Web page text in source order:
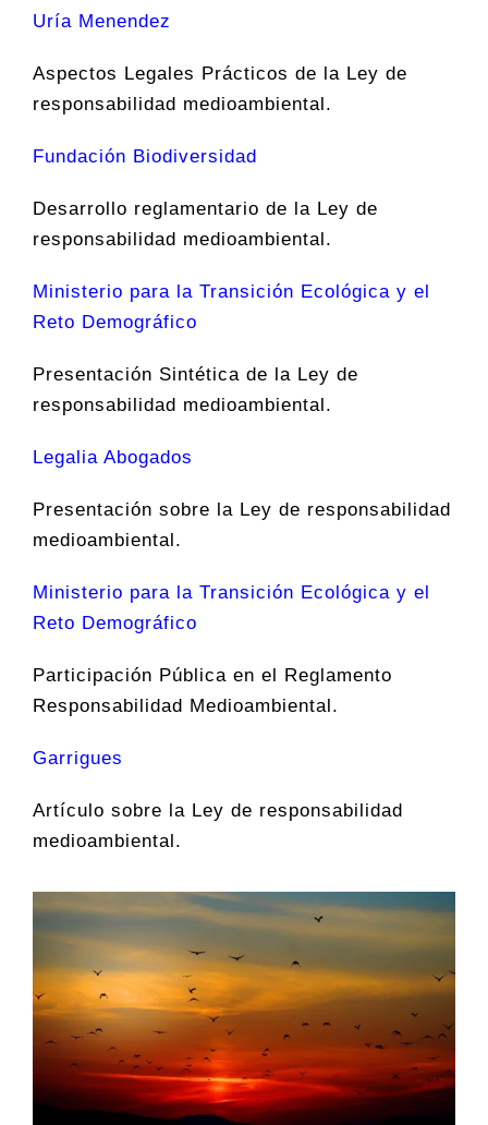
Uría Menendez
Aspectos Legales Prácticos de la Ley de
responsabilidad medioambiental.
Fundación Biodiversidad
Desarrollo reglamentario de la Ley de
responsabilidad medioambiental.
Ministerio para la Transición Ecológica y el
Reto Demográfico
Presentación Sintética de la Ley de
responsabilidad medioambiental.
Legalia Abogados
Presentación sobre la Ley de responsabilidad
medioambiental.
Ministerio para la Transición Ecológica y el
Reto Demográfico
Participación Pública en el Reglamento
Responsabilidad Medioambiental.
Garrigues
Artículo sobre la Ley de responsabilidad
medioambiental.